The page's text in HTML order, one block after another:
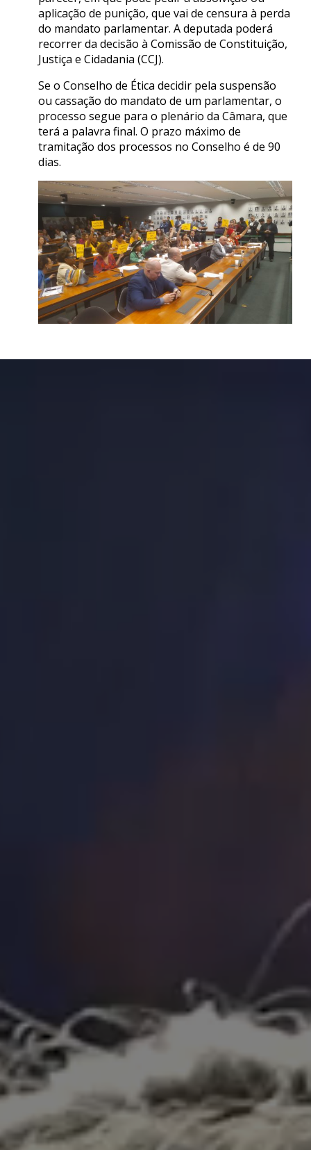
aplicação de punição, que vai de censura à perda
do mandato parlamentar. A deputada poderá
recorrer da decisão à Comissão de Constituição,
Justiça e Cidadania (CCJ).
Se o Conselho de Ética decidir pela suspensão
ou cassação do mandato de um parlamentar, o
processo segue para o plenário da Câmara, que
terá a palavra final. O prazo máximo de
tramitação dos processos no Conselho é de 90
dias.